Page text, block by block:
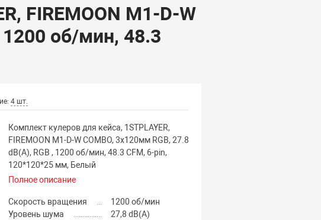
FIREMOON M1-D-W
1200 об/мин, 48.3
4 шт.
Комплект кулеров для кейса, 1STPLAYER,
FIREMOON M1-D-W COMBO, 3х120мм RGB, 27.8
dB(A), RGB , 1200 об/мин, 48.3 CFM, 6-pin,
120*120*25 мм, Белый
Полное описание
Скорость вращения
1200 об/мин
Уровень шума
27,8 dB(A)